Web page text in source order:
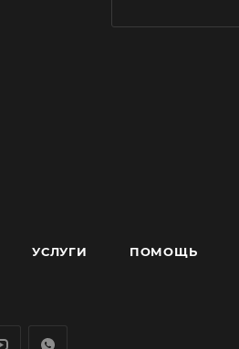
УСЛУГИ ПОМОЩЬ